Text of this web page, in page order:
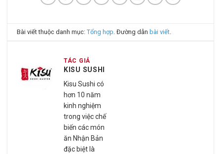
Bài viết thuộc danh mục:Tổng hợp . Đường dẫnbài viết
TÁC GIẢ
KISU SUSHI
Kisu Sushi có
hơn 10 năm
kinh nghiệm
trong việc chế
biến các món
ăn Nhận Bản
đặc biệt là